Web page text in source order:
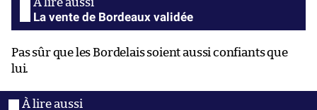
La vente de Bordeaux validée
Pas sûr que les Bordelais soient aussi confiants que
lui.